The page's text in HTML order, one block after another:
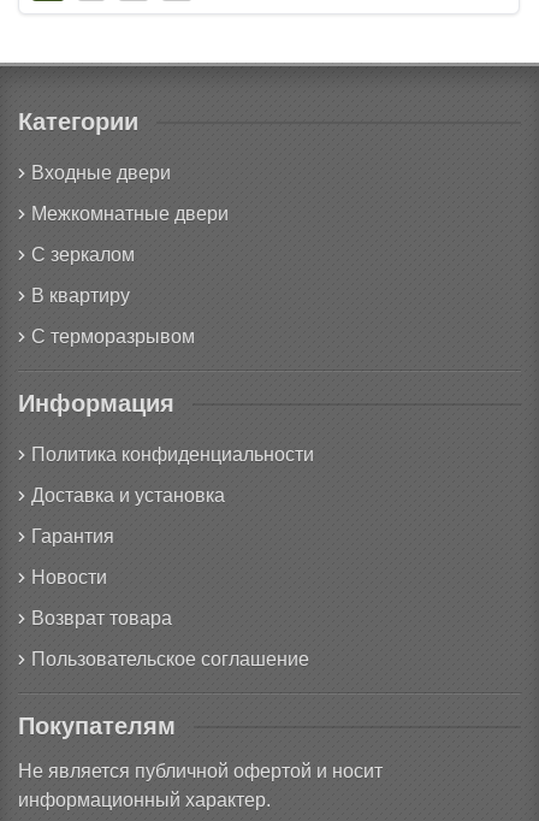
Категории
Входные двери
Межкомнатные двери
С зеркалом
В квартиру
С терморазрывом
Информация
Политика конфиденциальности
Доставка и установка
Гарантия
Новости
Возврат товара
Пользовательское соглашение
Покупателям
Не является публичной офертой и носит
информационный характер.